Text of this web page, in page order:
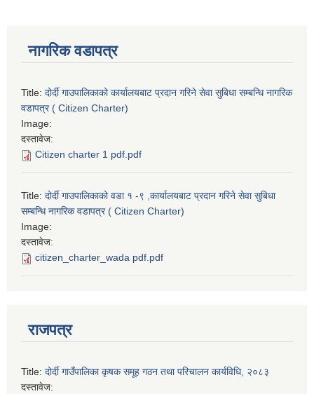
नागरिक वडापत्र
Title: दोर्दी गाउपालिकाको कार्यालयबाट प्रदान गरिने सेवा सुबिधा सम्बन्धि नागरिक
वडापत्र ( Citizen Charter)
Image:
दस्तावेज:
Citizen charter 1 pdf.pdf
Title: दोर्दी गाउपालिकाको वडा १ -९ ,कार्यालयबाट प्रदान गरिने सेवा सुबिधा
सम्बन्धि नागरिक वडापत्र ( Citizen Charter)
Image:
दस्तावेज:
citizen_charter_wada pdf.pdf
राजपत्र
Title: दोर्दी गाउँपालिका कृषक समूह गठन तथा परिचालन कार्यविधि, २०८३
दस्तावेज: